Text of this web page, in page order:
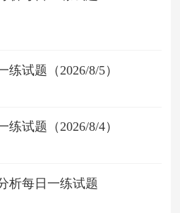
试题（2026/8/5）
试题（2026/8/4）
析每日一练试题